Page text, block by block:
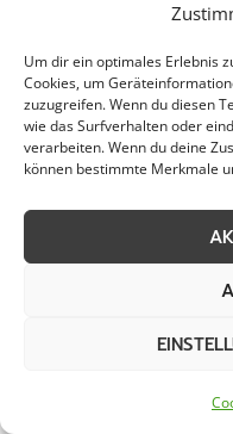
Um dir ein optimales Erlebnis
Cookies, um
zuzugreifen. Wenn du diesen
wie das Surfverhalten oder
verarbeiten. Wenn du deine
können bestimmte Merkmale
Weitere
Grünpflege in Zeven
Dachreinigung in
Städte im